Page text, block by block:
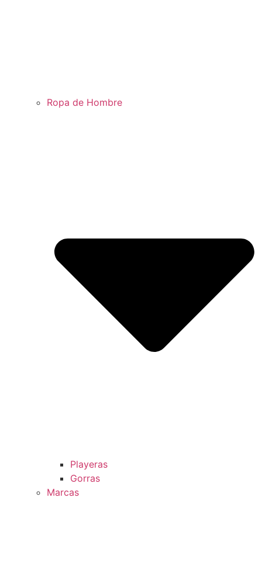
Ropa de Hombre
Playeras
Gorras
Marcas